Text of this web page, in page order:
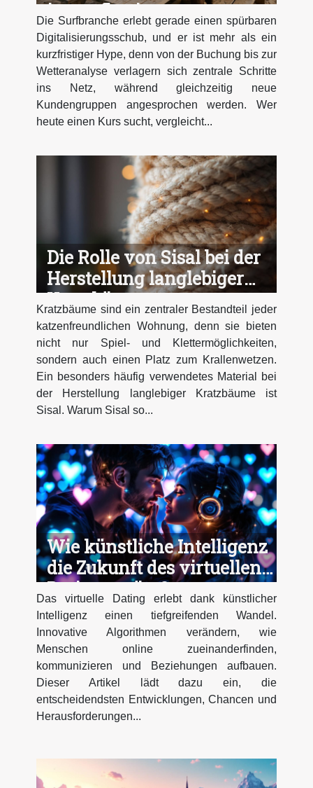
im surfbusiness
Die Surfbranche erlebt gerade einen spürbaren
Digitalisierungsschub, und er ist mehr als ein
kurzfristiger Hype, denn von der Buchung bis zur
Wetteranalyse verlagern sich zentrale Schritte
ins Netz, während gleichzeitig neue
Kundengruppen angesprochen werden. Wer
heute einen Kurs sucht, vergleicht...
Die Rolle von Sisal bei der
Herstellung langlebiger
Kratzbäume
Kratzbäume sind ein zentraler Bestandteil jeder
katzenfreundlichen Wohnung, denn sie bieten
nicht nur Spiel- und Klettermöglichkeiten,
sondern auch einen Platz zum Krallenwetzen.
Ein besonders häufig verwendetes Material bei
der Herstellung langlebiger Kratzbäume ist
Sisal. Warum Sisal so...
Wie künstliche Intelligenz
die Zukunft des virtuellen
Datings prägt?
Das virtuelle Dating erlebt dank künstlicher
Intelligenz einen tiefgreifenden Wandel.
Innovative Algorithmen verändern, wie
Menschen online zueinanderfinden,
kommunizieren und Beziehungen aufbauen.
Dieser Artikel lädt dazu ein, die
entscheidendsten Entwicklungen, Chancen und
Herausforderungen...